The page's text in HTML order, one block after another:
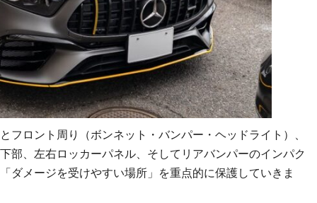
フロント周り（ボンネット・バンパー・ヘッドライト）、
部、左右ロッカーパネル、そしてリアバンパーのインパク
メージを受けやすい場所」を重点的に保護していきま